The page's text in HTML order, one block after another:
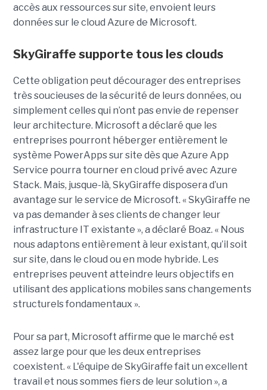
accès aux ressources sur site, envoient leurs
données sur le cloud Azure de Microsoft.
SkyGiraffe supporte tous les clouds
Cette obligation peut décourager des entreprises
très soucieuses de la sécurité de leurs données, ou
simplement celles qui n’ont pas envie de repenser
leur architecture. Microsoft a déclaré que les
entreprises pourront héberger entièrement le
système PowerApps sur site dès que Azure App
Service pourra tourner en cloud privé avec Azure
Stack. Mais, jusque-là, SkyGiraffe disposera d’un
avantage sur le service de Microsoft. « SkyGiraffe ne
va pas demander à ses clients de changer leur
infrastructure IT existante », a déclaré Boaz. « Nous
nous adaptons entièrement à leur existant, qu’il soit
sur site, dans le cloud ou en mode hybride. Les
entreprises peuvent atteindre leurs objectifs en
utilisant des applications mobiles sans changements
structurels fondamentaux ».
Pour sa part, Microsoft affirme que le marché est
assez large pour que les deux entreprises
coexistent. « L'équipe de SkyGiraffe fait un excellent
travail et nous sommes fiers de leur solution », a